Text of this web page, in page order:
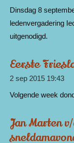
Dinsdag 8
ledenvergadering
uitgenodigd.
Eerste
2 sep 2015 19:43
Volgende week
Jan Marten